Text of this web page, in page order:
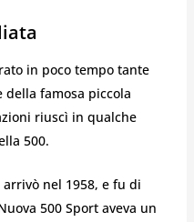
in poco tempo tante
famosa piccola
riuscì in qualche
500.
nel 1958, e fu di
500 Sport aveva un